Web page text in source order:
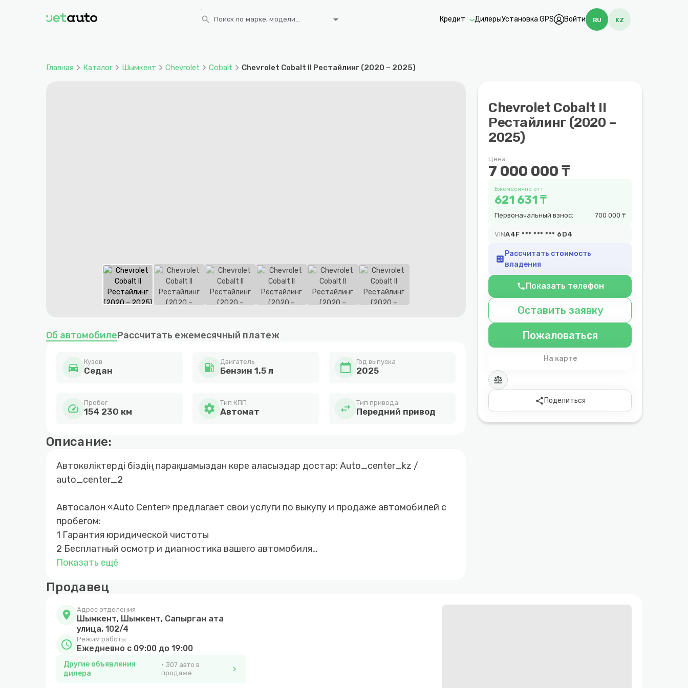
search Поиск по марке, модели... arrow_drop_down Кредит ДилерыУстановка GPS Войти RU KZ
Главная Каталог Шымкент Chevrolet Cobalt Chevrolet Cobalt II Рестайлинг (2020 – 2025)
1
of
Chevrolet Cobalt II
Рестайлинг (2020 –
2025)
Цена
7 000 000 ₸
Ежемесячно от:
621 631 ₸
Первоначальный взнос: 700 000 ₸
VINA4F *** *** *** 6D4
calculate
Рассчитать стоимость
владения
phone Показать телефон
Оставить заявку
Пожаловаться
На карте
balance
share Поделиться
Об автомобилеРассчитать ежемесячный платеж
directions_car Кузов
Cедан local_gas_station Двигатель
Бензин 1.5 л calendar_today Год выпуска
2025
speed Пробег
154 230 км settings Тип КПП
Автомат swap_horiz Тип привода
Передний привод
Описание:
Автокөліктерді біздің парақшамыздан көре аласыздар достар: Auto_center_kz /
auto_center_2
Автосалон «Auto Сenter» предлагает свои услуги по выкупу и продаже автомобилей с
пробегом:
1 Гарантия юридической чистоты
2 Бесплатный осмотр и диагностика вашего автомобиля
3 Быстрое и прозрачное оформление
5 Возможность покупки авто в кредит с первоначальным взносом от 10%
7 Выкуп вашего автомобиля
Показать ещё
Продавец
location_on Адрес отделения
Шымкент, Шымкент, Сапырган ата
улица, 102/4
schedule Режим работы
Ежедневно с 09:00 до 19:00
Другие объявления
дилера
307 авто в
продаже
chevron_right